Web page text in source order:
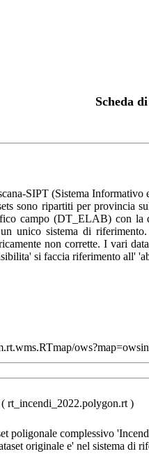
Scheda
SIPT (Sistema
sono ripartiti per provincia
campo (DT_ELAB) con
sistema di
non corrette. I vari
si faccia riferimento all'
( rt_incendi_2022.polygon.rt )
poligonale complessivo
originale e' nel sistema di